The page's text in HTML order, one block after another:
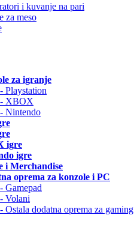
i kuvanje na pari
za meso
za igranje
- Playstation
- XBOX
- Nintendo
igre
igre
i Merchandise
oprema za konzole i PC
- Gamepad
- Volani
- Ostala dodatna oprema za gaming